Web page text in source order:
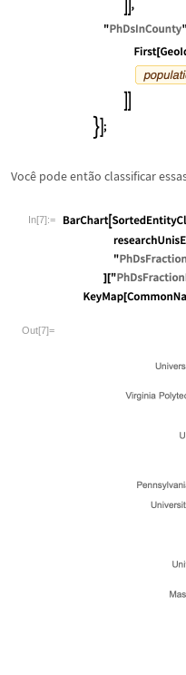
Você pode então classificar
In[7]:=
Out[7]=